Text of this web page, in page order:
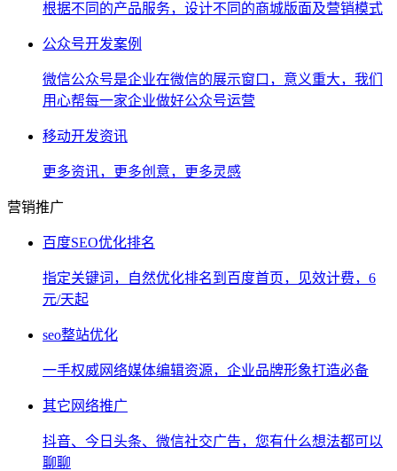
根据不同的产品服务，设计不同的商城版面及营销模式
公众号开发案例
微信公众号是企业在微信的展示窗口，意义重大，我们
用心帮每一家企业做好公众号运营
移动开发资讯
更多资讯，更多创意，更多灵感
营销推广
百度SEO优化排名
指定关键词，自然优化排名到百度首页，见效计费，6
元/天起
seo整站优化
一手权威网络媒体编辑资源，企业品牌形象打造必备
其它网络推广
抖音、今日头条、微信社交广告，您有什么想法都可以
聊聊